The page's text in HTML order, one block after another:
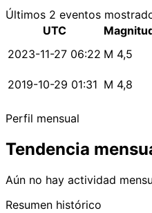
Últimos 2 eventos
UTC
2023-11-27 06:22 M 4,5
2019-10-29 01:31 M 4,8
Perfil mensual
Tendencia
Aún no hay actividad
Resumen histórico